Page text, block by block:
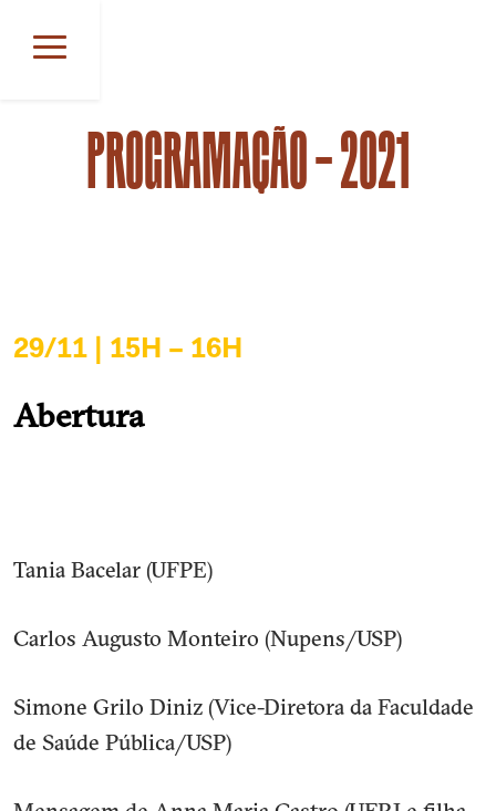
PROGRAMAÇÃO – 2021
29/11 | 15H – 16H
Abertura
Tania Bacelar (UFPE)
Carlos Augusto Monteiro (Nupens/USP)
Simone Grilo Diniz (Vice-Diretora da Faculdade
de Saúde Pública/USP)